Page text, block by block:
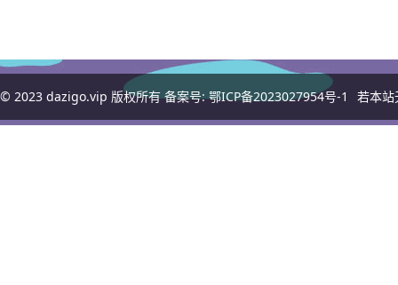
© 2023 dazigo.vip 版权所有 备案号:鄂ICP备2023027954号-1 若本